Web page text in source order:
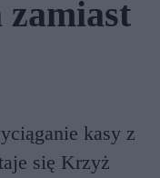
zamiast
kasy z
się Krzyż